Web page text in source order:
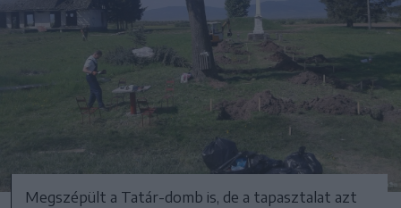
Megszépült a Tatár-domb is, de a tapasztalat azt